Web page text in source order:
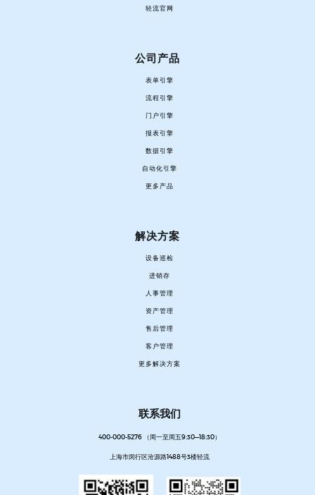
轻流官网
公司产品
表单引擎
流程引擎
门户引擎
报表引擎
数据引擎
自动化引擎
更多产品
解决方案
设备巡检
进销存
人事管理
资产管理
售后管理
客户管理
更多解决方案
联系我们
400-000-5276 （周一至周五9:30—18:30）
上海市闵行区沧源路1488号3楼轻流